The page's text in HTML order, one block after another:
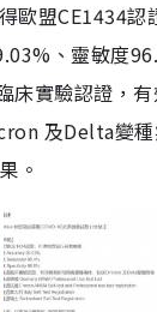
歐盟CE1434認
、靈敏度
床實驗認證，
及Delta變
。